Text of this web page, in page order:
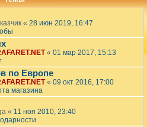
« 28 июн 2019, 16:47
« 01 мар 2017, 15:13
по Европе
« 09 окт 2016, 17:00
магазина
« 11 ноя 2010, 23:40